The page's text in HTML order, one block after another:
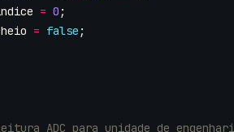
= 0 ;
= false ;